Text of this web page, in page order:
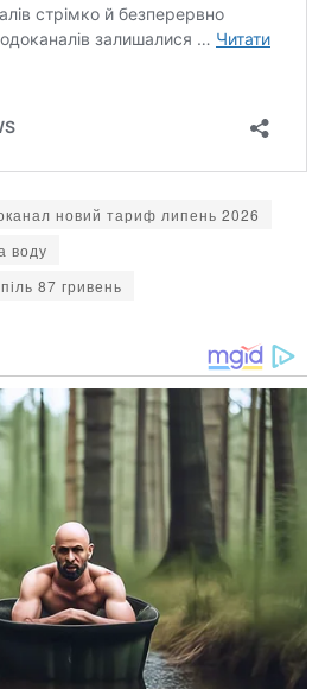
новий тариф липень 2026
воду
87 гривень